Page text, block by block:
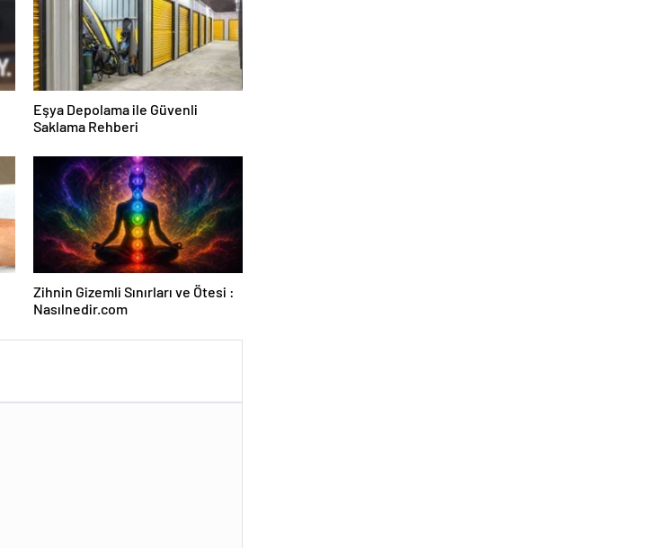
Eşya Depolama ile Güvenli
Saklama Rehberi
Zihnin Gizemli Sınırları ve Ötesi :
Nasılnedir.com